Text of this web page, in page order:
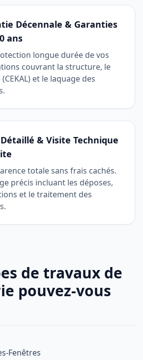
Décennale & Garanties
ans
longue durée de vos
couvrant la structure, le
et le laquage des
& Visite Technique
totale sans frais cachés.
précis incluant les déposes,
et le traitement des
de travaux de
pouvez-vous
Fenêtres